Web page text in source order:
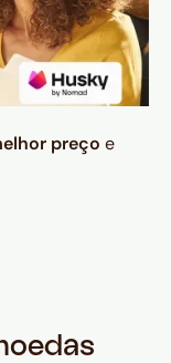
preço e